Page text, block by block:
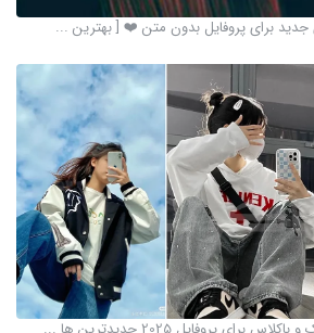
جدید برای پروفایل بدون متن ❤️ [ بهترین ...